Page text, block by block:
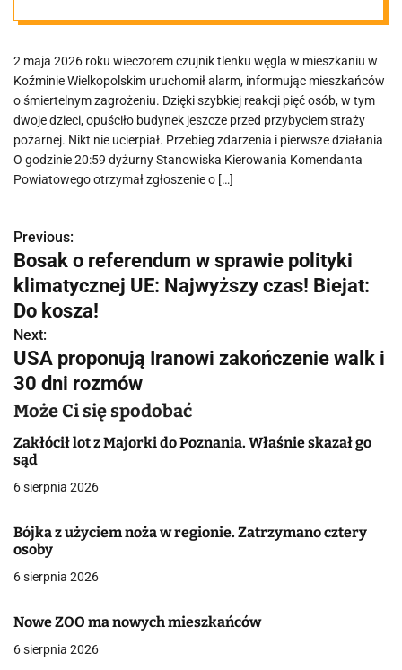
Koźminie
Wielkopolskim
2 maja 2026 roku wieczorem czujnik tlenku węgla w mieszkaniu w
Koźminie Wielkopolskim uruchomił alarm, informując mieszkańców
o śmiertelnym zagrożeniu. Dzięki szybkiej reakcji pięć osób, w tym
dwoje dzieci, opuściło budynek jeszcze przed przybyciem straży
pożarnej. Nikt nie ucierpiał. Przebieg zdarzenia i pierwsze działania
O godzinie 20:59 dyżurny Stanowiska Kierowania Komendanta
Powiatowego otrzymał zgłoszenie o […]
N
a
w
i
g
a
c
j
w
p
i
s
Previous:
Bosak o referendum w sprawie polityki
klimatycznej UE: Najwyższy czas! Biejat:
Do kosza!
Next:
USA proponują Iranowi zakończenie walk i
30 dni rozmów
Może Ci się spodobać
Zakłócił lot z Majorki do Poznania. Właśnie skazał go
sąd
6 sierpnia 2026
Bójka z użyciem noża w regionie. Zatrzymano cztery
osoby
6 sierpnia 2026
Nowe ZOO ma nowych mieszkańców
6 sierpnia 2026